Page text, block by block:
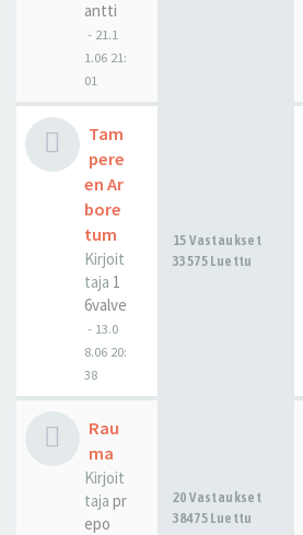
antti
- 21.1
1.06 21:
01
Tam
pere
en Ar
bore
tum
Kirjoit
taja 1
6valve
- 13.0
8.06 20:
38
15 Vastaukset
33575 Luettu
Rau
ma
Kirjoit
taja pr
epo
20 Vastaukset
38475 Luettu